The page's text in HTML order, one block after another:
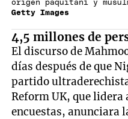
Getty Images
origen paquitaní y
4,5 millones de
El discurso de
días después de que
partido
Reform UK, que lidera
encuestas, anunciara